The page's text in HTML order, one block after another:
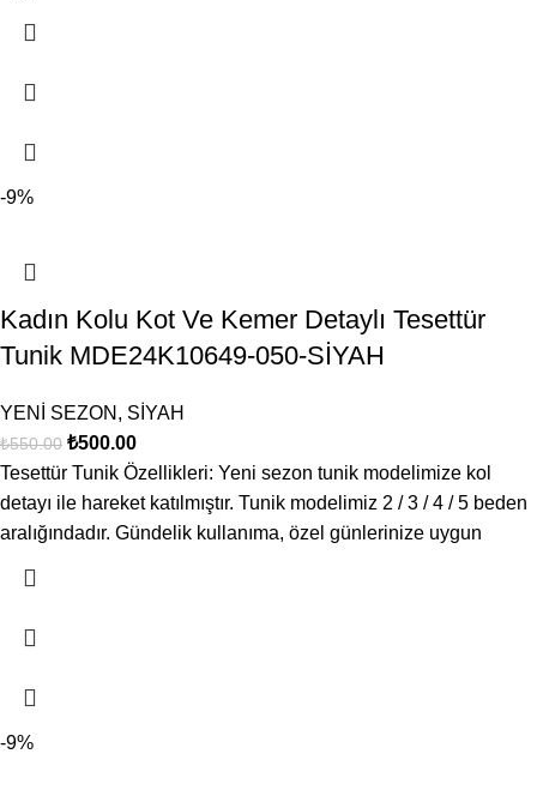
-9%
Kadın Kolu Kot Ve Kemer Detaylı Tesettür
Tunik MDE24K10649-050-SİYAH
YENİ SEZON , SİYAH
₺550.00 ₺500.00
Tesettür Tunik Özellikleri: Yeni sezon tunik modelimize kol
detayı ile hareket katılmıştır. Tunik modelimiz 2 / 3 / 4 / 5 beden
aralığındadır. Gündelik kullanıma, özel günlerinize uygun
-9%